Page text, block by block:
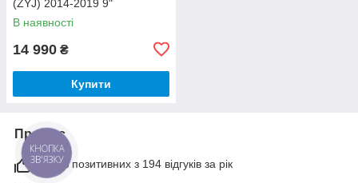
(ZYJ) 2014-2019 9"
В наявності
14 990 ₴
Купити
Про нас
100% позитивних з 194 відгуків за рік
КНОПКА
ЗВ'ЯЗКУ